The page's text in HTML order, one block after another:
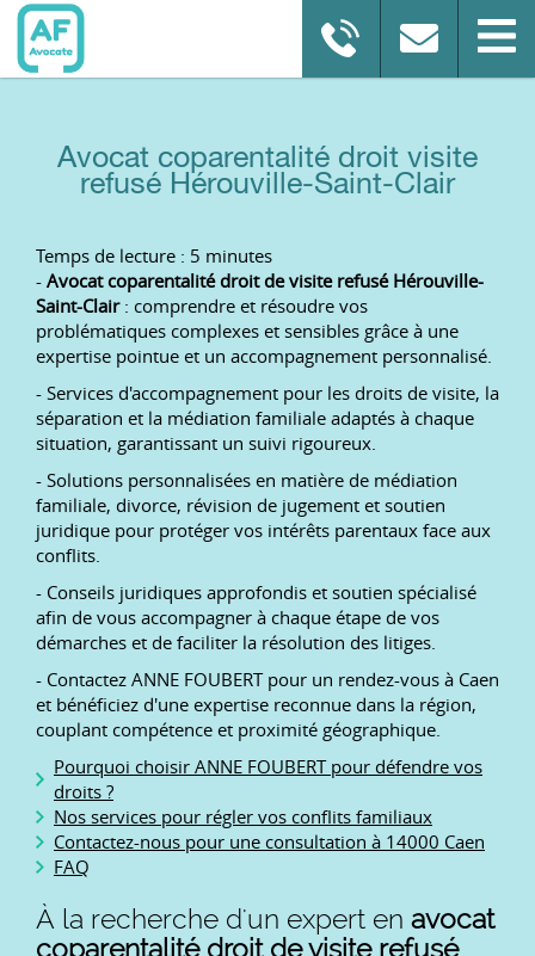
Avocat coparentalité droit visite
refusé Hérouville-Saint-Clair
Temps de lecture : 5 minutes
- Avocat coparentalité droit de visite refusé Hérouville-
Saint-Clair: comprendre et résoudre vos
problématiques complexes et sensibles grâce à une
expertise pointue et un accompagnement personnalisé.
- Services d'accompagnement pour les droits de visite, la
séparation et la médiation familiale adaptés à chaque
situation, garantissant un suivi rigoureux.
- Solutions personnalisées en matière de médiation
familiale, divorce, révision de jugement et soutien
juridique pour protéger vos intérêts parentaux face aux
conflits.
- Conseils juridiques approfondis et soutien spécialisé
afin de vous accompagner à chaque étape de vos
démarches et de faciliter la résolution des litiges.
- Contactez ANNE FOUBERT pour un rendez-vous à Caen
et bénéficiez d'une expertise reconnue dans la région,
couplant compétence et proximité géographique.
Pourquoi choisir ANNE FOUBERT pour défendre vos
droits ?
Nos services pour régler vos conflits familiaux
Contactez-nous pour une consultation à 14000 Caen
FAQ
À la recherche d'un expert en avocat
coparentalité droit de visite refusé